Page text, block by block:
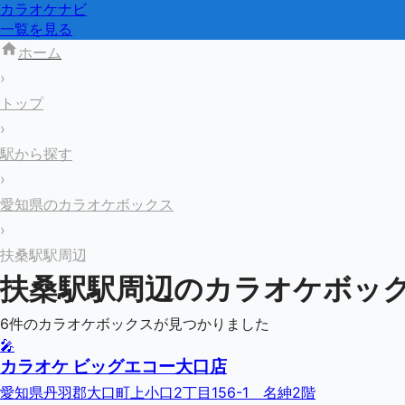
カラオケナビ
一覧を見る
ホーム
›
トップ
›
駅から探す
›
愛知県のカラオケボックス
›
扶桑駅駅周辺
扶桑駅駅周辺のカラオケボッ
6件のカラオケボックスが見つかりました
🎤
カラオケ ビッグエコー大口店
愛知県丹羽郡大口町上小口2丁目156-1 名紳2階